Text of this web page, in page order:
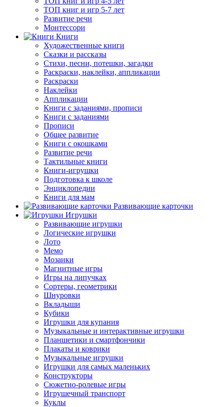
ТОП книг и игр 5-7 лет
Развитие речи
Монтессори
Книги
Художественные книги
Сказки и рассказы
Стихи, песни, потешки, загадки
Раскраски, наклейки, аппликации
Раскраски
Наклейки
Аппликации
Книги с заданиями, прописи
Книги с заданиями
Прописи
Общее развитие
Книги с окошками
Развитие речи
Тактильные книги
Книги-игрушки
Подготовка к школе
Энциклопедии
Книги для мам
Развивающие карточки
Игрушки
Развивающие игрушки
Логические игрушки
Лото
Мемо
Мозаики
Магнитные игры
Игры на липучках
Сортеры, геометрики
Шнуровки
Вкладыши
Кубики
Игрушки для купания
Музыкальные и интерактивные игрушки
Планшетики и смартфончики
Плакаты и коврики
Музыкальные игрушки
Игрушки для самых маленьких
Конструкторы
Сюжетно-ролевые игры
Игрушечный транспорт
Куклы